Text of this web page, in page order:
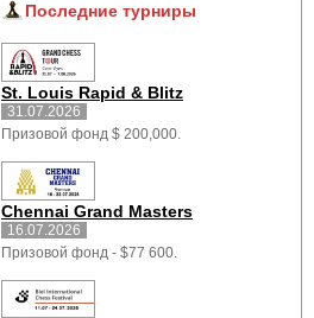
Последние турниры
St. Louis Rapid & Blitz
31.07.2026
Призовой фонд $ 200,000.
Chennai Grand Masters
16.07.2026
Призовой фонд - $77 600.